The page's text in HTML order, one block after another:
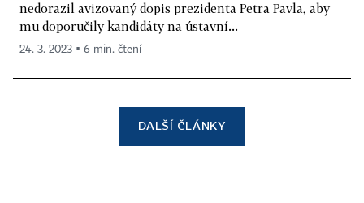
nedorazil avizovaný dopis prezidenta Petra Pavla, aby
mu doporučily kandidáty na ústavní...
24. 3. 2023 ▪ 6 min. čtení
DALŠÍ ČLÁNKY